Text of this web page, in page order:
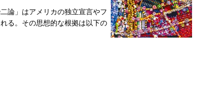
」はアメリカの独立宣言やフ
る。その思想的な根拠は以下の